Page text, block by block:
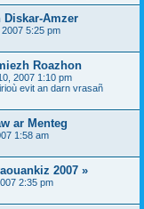
Diskar-Amzer
5:25 pm
Roazhon
2007 1:10 pm
evit an darn vrasañ
ar Menteg
1:58 am
2007 »
2:35 pm